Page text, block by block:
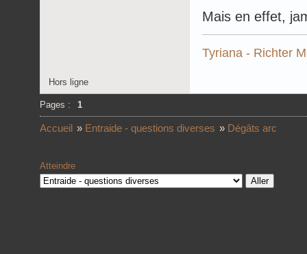
Mais en effet,
Tyriana - Richter
Hors ligne
Pages : 1
Accueil » Entraide - questions diverses » Dégâts arc
Atteindre